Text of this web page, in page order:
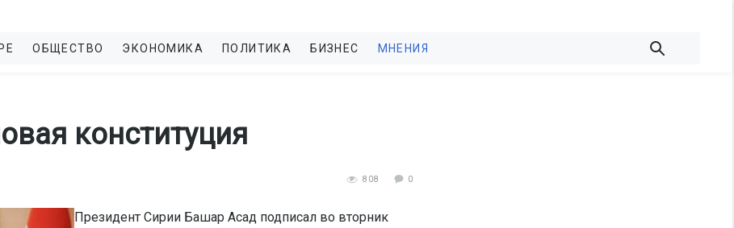
ОБЩЕСТВО ЭКОНОМИКА ПОЛИТИКА БИЗНЕС МНЕНИЯ
конституция
808 0
Президент Сирии Башар Асад подписал во вторник